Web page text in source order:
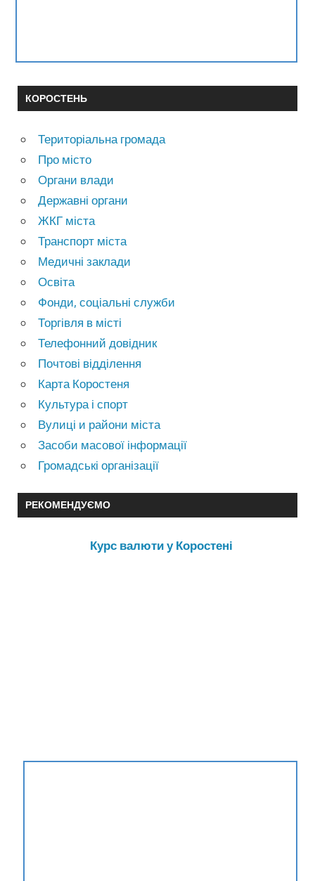
КОРОСТЕНЬ
Територіальна громада
Про місто
Органи влади
Державні органи
ЖКГ міста
Транспорт міста
Медичні заклади
Освіта
Фонди, соціальні служби
Торгівля в місті
Телефонний довідник
Почтові відділення
Карта Коростеня
Культура і спорт
Вулиці и райони міста
Засоби масової інформації
Громадські організації
РЕКОМЕНДУЄМО
Курс валюти у Коростені